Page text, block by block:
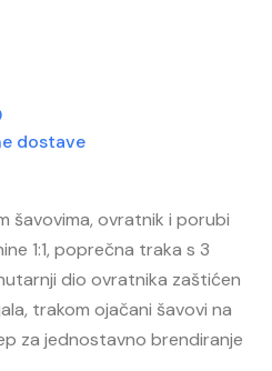
dostave
šavovima, ovratnik i porubi
1:1, poprečna traka s 3
dio ovratnika zaštićen
trakom ojačani šavovi na
za jednostavno brendiranje